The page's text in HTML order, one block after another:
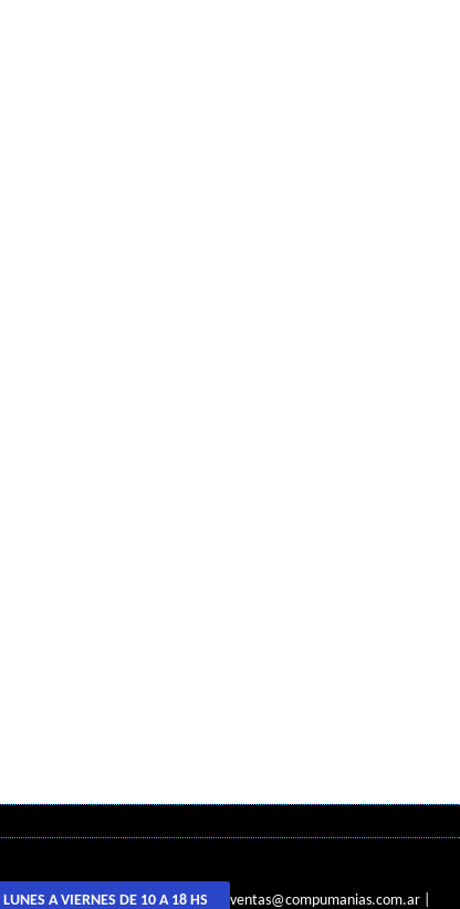
LUNES A VIERNES DE 10 A 18 HS ventas@compumanias.com.ar|